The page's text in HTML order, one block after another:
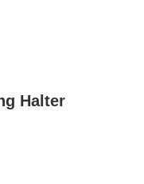
Halter